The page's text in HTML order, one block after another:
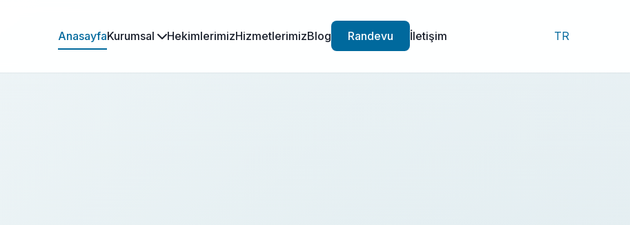
AnasayfaKurumsal HekimlerimizHizmetlerimizBlog Randevu İletişim TR